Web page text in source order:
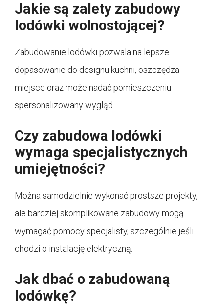
Jakie są zalety zabudowy
lodówki wolnostojącej?
Zabudowanie lodówki pozwala na lepsze
dopasowanie do designu kuchni, oszczędza
miejsce oraz może nadać pomieszczeniu
spersonalizowany wygląd.
Czy zabudowa lodówki
wymaga specjalistycznych
umiejętności?
Można samodzielnie wykonać prostsze projekty,
ale bardziej skomplikowane zabudowy mogą
wymagać pomocy specjalisty, szczególnie jeśli
chodzi o instalację elektryczną.
Jak dbać o zabudowaną
lodówkę?